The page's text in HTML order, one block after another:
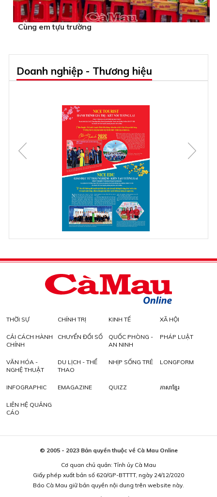
Cùng em tựu trường
Doanh nghiệp - Thương hiệu
THỜI SỰ CHÍNH TRỊ KINH TẾ XÃ HỘI
CẢI CÁCH HÀNH
CHÍNH
CHUYỂN ĐỔI SỐ
QUỐC PHÒNG -
AN NINH
PHÁP LUẬT
VĂN HÓA -
NGHỆ THUẬT
DU LỊCH - THỂ
THAO
NHỊP SỐNG TRẺ LONGFORM
INFOGRAPHIC EMAGAZINE QUIZZ ភាសាខ្មែរ
LIÊN HỆ QUẢNG
CÁO
© 2005 - 2023 Bản quyền thuộc về Cà Mau Online
Cơ quan chủ quản: Tỉnh ủy Cà Mau
Giấy phép xuất bản số 620/GP-BTTTT, ngày 24/12/2020
Báo Cà Mau giữ bản quyền nội dung trên website này.